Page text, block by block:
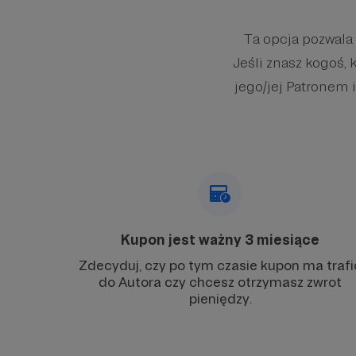
Ta opcja
Jeśli znasz kogoś,
jego/jej Patronem
Kupon jest ważny 3 miesiące
Zdecyduj, czy po tym czasie kupon ma
do Autora czy chcesz otrzymasz zwrot
pieniędzy.